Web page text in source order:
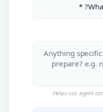
Helps our agent